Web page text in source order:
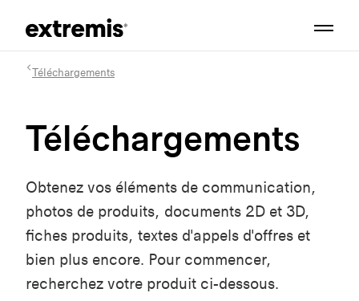
Téléchargements
Téléchargements
Obtenez vos éléments de communication,
photos de produits, documents 2D et 3D,
fiches produits, textes d'appels d'offres et
bien plus encore. Pour commencer,
recherchez votre produit ci-dessous.